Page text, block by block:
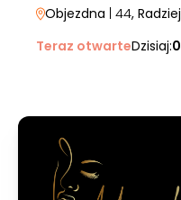
Objezdna | 44,
Teraz otwarteDzisiaj: